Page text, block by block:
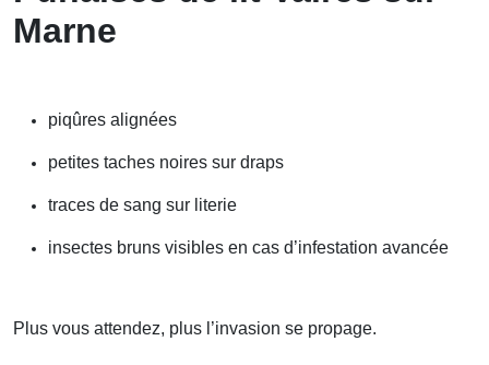
Marne
piqûres alignées
petites taches noires sur draps
traces de sang sur literie
insectes bruns visibles en cas d’infestation avancée
Plus vous attendez, plus l’invasion se propage.